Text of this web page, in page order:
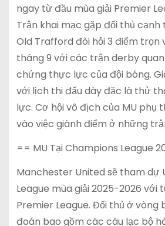
ngay từ đầu mùa giải Premier
Trận khai mạc gặp đối thủ
Old Trafford đòi hỏi 3 điểm trọn
tháng 9 với các trận derby
chứng thực lực của đội bóng.
với lịch thi đấu dày đặc là thử
lực. Cơ hội vô địch của MU phụ
vào việc giành điểm ở những
== MU Tại Champions League
Manchester United sẽ tham dự
League mùa giải 2025-2026 với
Premier League. Đối thủ ở vòng
đoán bao gồm các câu lạc bộ